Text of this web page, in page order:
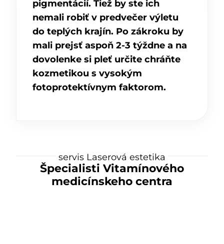
pigmentácií. Tiež by ste ich
nemali robiť v predvečer výletu
do teplých krajín. Po zákroku by
mali prejsť aspoň 2-3 týždne a na
dovolenke si pleť určite chráňte
kozmetikou s vysokým
fotoprotektívnym faktorom.
Špecialisti Vitamínového
medicínskeho centra
servis Laserová estetika